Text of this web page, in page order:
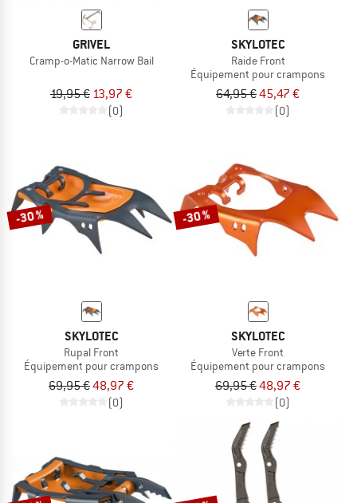
GRIVEL
Cramp-o-Matic Narrow Bail
19,95 € 13,97 €
(0)
SKYLOTEC
Raide Front
Équipement pour crampons
64,95 €45,47 €
(0)
-30 %
SKYLOTEC
Rupal Front
Équipement pour crampons
69,95 €48,97 €
(0)
-30 %
SKYLOTEC
Verte Front
Équipement pour crampons
69,95 €48,97 €
(0)